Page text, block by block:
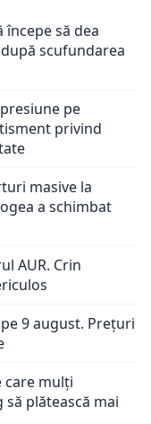
începe să dea
scufundarea
pe
privind
masive la
a schimbat
AUR. Crin
9 august. Prețuri
care mulți
plătească mai